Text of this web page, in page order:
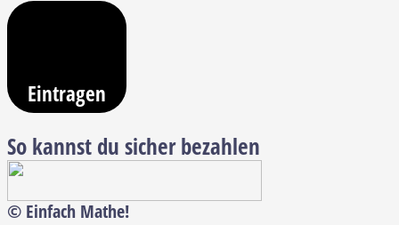
Eintragen
So kannst du sicher bezahlen
© Einfach Mathe!